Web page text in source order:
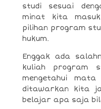
studi sesuai
minat kita
pilihan program
hukum.
Enggak ada
kuliah program
mengetahui
ditawarkan kita
belajar apa saja